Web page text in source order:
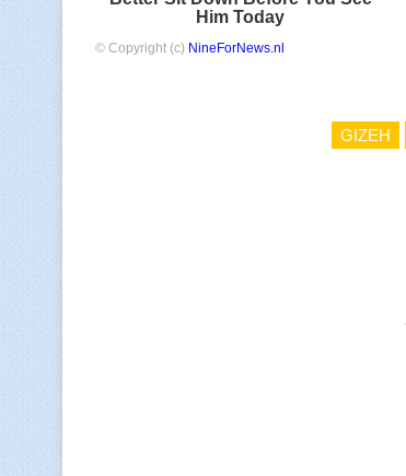
Him Today
© Copyright (c) NineForNews.nl
GIZEH